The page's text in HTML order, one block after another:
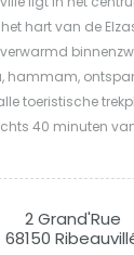
hart van de
hammam,
toeristische
40 minuten
kunt u
van de
2 Grand'Rue
68150